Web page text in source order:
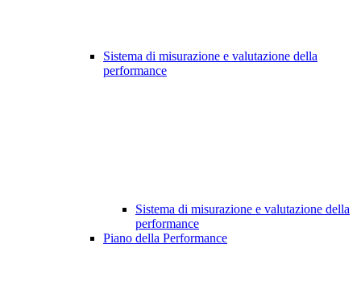
Sistema di misurazione e valutazione della
performance
Sistema di misurazione e valutazione della
performance
Piano della Performance